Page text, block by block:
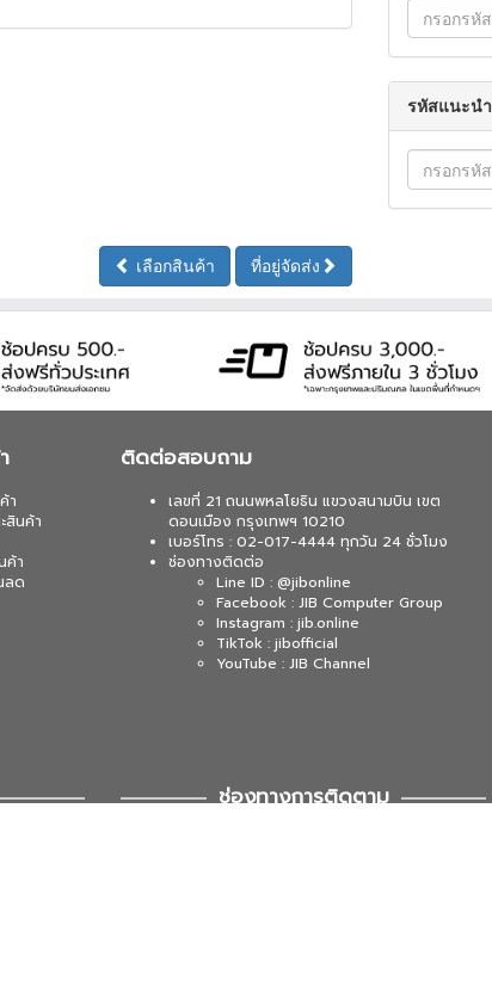
รหัสแนะนำ
เลือกสินค้า ที่อยู่จัดส่ง
า
สินค้า
ค้า
ลด
ติดต่อสอบถาม
เลขที่ 21 ถนนพหลโยธิน แขวงสนามบิน เขต
ดอนเมือง กรุงเทพฯ 10210
เบอร์โทร : 02-017-4444 ทุกวัน 24 ชั่วโมง
ช่องทางติดต่อ
Line ID : @jibonline
Facebook : JIB Computer Group
Instagram : jib.online
TikTok : jibofficial
YouTube : JIB Channel
ช่องทางการติดตาม